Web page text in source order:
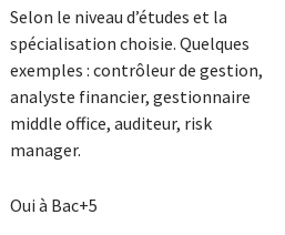
Selon le niveau d’études et la
spécialisation choisie. Quelques
exemples : contrôleur de gestion,
analyste financier, gestionnaire
middle office, auditeur, risk
manager.
Oui à Bac+5